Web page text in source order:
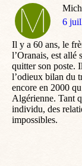
dit
6
Il y a 60 ans, le
l’Oranais, est allé
quitter son poste.
l’odieux bilan du
encore en 2000
Algérienne. Tant
individu, des
impossibles.